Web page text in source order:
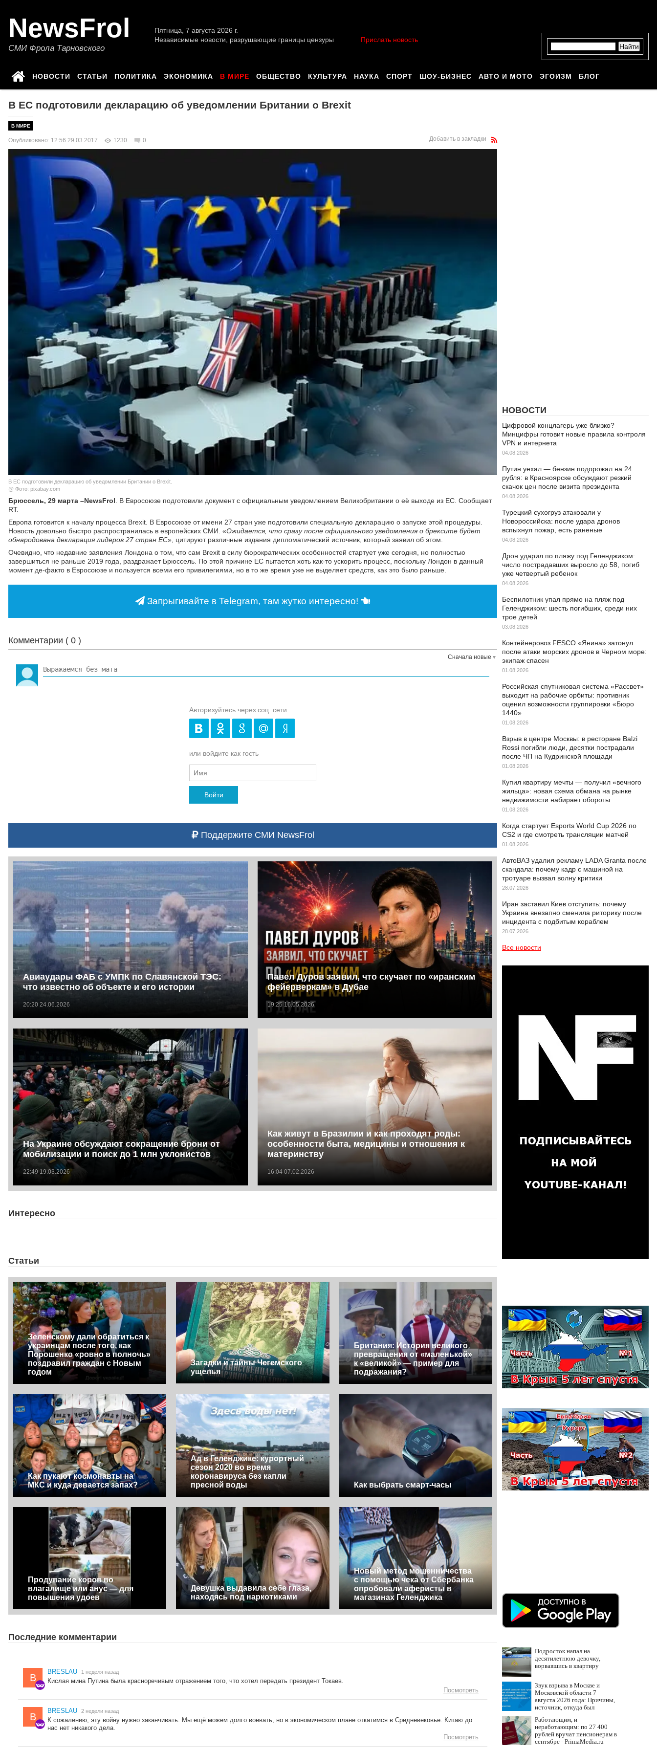
NewsFrol
СМИ Фрола Тарновского
Пятница, 7 августа 2026 г.
Независимые новости, разрушающие границы цензуры
Прислать новость
НОВОСТИ СТАТЬИ ПОЛИТИКА ЭКОНОМИКА В МИРЕ ОБЩЕСТВО КУЛЬТУРА НАУКА СПОРТ ШОУ-БИЗНЕС АВТО И МОТО ЭГОИЗМ БЛОГ
В ЕС подготовили декларацию об уведомлении Британии о Brexit
В МИРЕ
Опубликовано: 12:56 29.03.2017 1230 0 Добавить в закладки
В ЕС подготовили декларацию об уведомлении Британии о Brexit.
@ Фото: pixabay.com
Брюссель, 29 марта –NewsFrol . В Евросоюзе подготовили документ с официальным уведомлением Великобритании о её выходе из ЕС. Сообщает
RT.
Европа готовится к началу процесса Brexit. В Евросоюзе от имени 27 стран уже подготовили специальную декларацию о запуске этой процедуры.
Новость довольно быстро распространилась в европейских СМИ. «Ожидается, что сразу после официального уведомления о брексите будет
обнародована декларация лидеров 27 стран ЕС», цитируют различные издания дипломатический источник, который заявил об этом.
Очевидно, что недавние заявления Лондона о том, что сам Brexit в силу бюрократических особенностей стартует уже сегодня, но полностью
завершиться не раньше 2019 года, раздражает Брюссель. По этой причине ЕС пытается хоть как-то ускорить процесс, поскольку Лондон в данный
момент де-факто в Евросоюзе и пользуется всеми его привилегиями, но в то же время уже не выделяет средств, как это было раньше.
Запрыгивайте в Telegram, там жутко интересно!
Комментарии ( 0 )
Сначала новые
Авторизуйтесь через соц. сети
или войдите как гость
Войти
Поддержите СМИ NewsFrol
Авиаудары ФАБ с УМПК по Славянской ТЭС:
что известно об объекте и его истории
20:20 24.06.2026
Павел Дуров заявил, что скучает по «иранским
фейерверкам» в Дубае
19:25 16.05.2026
На Украине обсуждают сокращение брони от
мобилизации и поиск до 1 млн уклонистов
22:49 19.03.2026
Как живут в Бразилии и как проходят роды:
особенности быта, медицины и отношения к
материнству
16:04 07.02.2026
Интересно
Статьи
Зеленскому дали обратиться к
украинцам после того, как
Порошенко «ровно в полночь»
поздравил граждан с Новым
годом
Загадки и тайны Чегемского
ущелья
Британия: История великого
превращения от «маленькой»
к «великой» — пример для
подражания?
Как пукают космонавты на
МКС и куда девается запах?
Ад в Геленджике: курортный
сезон 2020 во время
коронавируса без капли
пресной воды
Как выбрать смарт-часы
Продувание коров во
влагалище или анус — для
повышения удоев
Девушка выдавила себе глаза,
находясь под наркотиками
Новый метод мошенничества
с помощью чека от Сбербанка
опробовали аферисты в
магазинах Геленджика
Последние комментарии
B
BRESLAU 1 неделя назад
Кислая мина Путина была красноречивым отражением того, что хотел передать президент Токаев.
Посмотреть
B
BRESLAU 2 недели назад
К сожалению, эту войну нужно заканчивать. Мы ещё можем долго воевать, но в экономическом плане откатимся в Средневековье. Китаю до
нас нет никакого дела.
Посмотреть
НОВОСТИ
Цифровой концлагерь уже близко?
Минцифры готовит новые правила контроля
VPN и интернета
04.08.2026
Путин уехал — бензин подорожал на 24
рубля: в Красноярске обсуждают резкий
скачок цен после визита президента
04.08.2026
Турецкий сухогруз атаковали у
Новороссийска: после удара дронов
вспыхнул пожар, есть раненые
04.08.2026
Дрон ударил по пляжу под Геленджиком:
число пострадавших выросло до 58, погиб
уже четвертый ребенок
04.08.2026
Беспилотник упал прямо на пляж под
Геленджиком: шесть погибших, среди них
трое детей
03.08.2026
Контейнеровоз FESCO «Янина» затонул
после атаки морских дронов в Черном море:
экипаж спасен
01.08.2026
Российская спутниковая система «Рассвет»
выходит на рабочие орбиты: противник
оценил возможности группировки «Бюро
1440»
01.08.2026
Взрыв в центре Москвы: в ресторане Balzi
Rossi погибли люди, десятки пострадали
после ЧП на Кудринской площади
01.08.2026
Купил квартиру мечты — получил «вечного
жильца»: новая схема обмана на рынке
недвижимости набирает обороты
01.08.2026
Когда стартует Esports World Cup 2026 по
CS2 и где смотреть трансляции матчей
01.08.2026
АвтоВАЗ удалил рекламу LADA Granta после
скандала: почему кадр с машиной на
тротуаре вызвал волну критики
28.07.2026
Иран заставил Киев отступить: почему
Украина внезапно сменила риторику после
инцидента с подбитым кораблем
28.07.2026
Все новости
Подросток напал на
десятилетнюю девочку,
ворвавшись в квартиру
Звук взрыва в Москве и
Московской области 7
августа 2026 года: Причины,
источник, откуда был
Работающим, и
неработающим: по 27 400
рублей вручат пенсионерам в
сентябре - PrimaMedia.ru